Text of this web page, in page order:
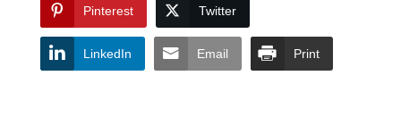
Pinterest Twitter
LinkedIn Email Print